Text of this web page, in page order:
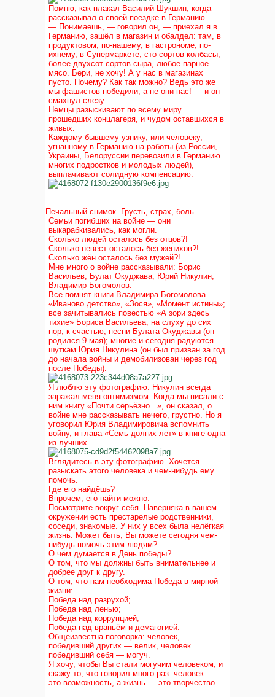
Помню, как плакал Василий Шукшин, когда
рассказывал о своей поездке в Германию.
— Понимаешь, — говорил он, — приехал я в
Германию, зашёл в магазин и обалдел: там, в
продуктовом, по-нашему, в гастрономе, по-
ихнему, в Супермаркете, сто сортов колбасы,
более двухсот сортов сыра, любое парное
мясо. Бери, не хочу! А у нас в магазинах
пусто. Почему? Как так можно? Ведь это же
мы фашистов победили, а не они нас! — и он
смахнул слезу.
Немцы разыскивают по всему миру
прошедших концлагеря, и чудом оставшихся в
живых.
Каждому бывшему узнику, или человеку,
угнанному в Германию на работы (из России,
Украины, Белоруссии перевозили в Германию
многих подростков и молодых людей),
выплачивают солидную компенсацию.
Печальный снимок. Грусть, страх, боль.
Семьи погибших на войне — они
выкарабкивались, как могли.
Сколько людей осталось без отцов?!
Сколько невест осталось без женихов?!
Сколько жён осталось без мужей?!
Мне много о войне рассказывали: Борис
Васильев, Булат Окуджава, Юрий Никулин,
Владимир Богомолов.
Все помнят книги Владимира Богомолова
«Иваново детство», «Зося», «Момент истины»;
все зачитывались повестью «А зори здесь
тихие» Бориса Васильева; на слуху до сих
пор, к счастью, песни Булата Окуджавы (он
родился 9 мая); многие и сегодня радуются
шуткам Юрия Никулина (он был призван за год
до начала войны и демобилизован через год
после Победы).
Я люблю эту фотографию. Никулин всегда
заражал меня оптимизмом. Когда мы писали с
ним книгу «Почти серьёзно...», он сказал, о
войне мне рассказывать нечего, грустно. Но я
уговорил Юрия Владимировича вспомнить
войну, и глава «Семь долгих лет» в книге одна
из лучших.
Вглядитесь в эту фотографию. Хочется
разыскать этого человека и чем-нибудь ему
помочь.
Где его найдёшь?
Впрочем, его найти можно.
Посмотрите вокруг себя. Наверняка в вашем
окружении есть престарелые родственники,
соседи, знакомые. У них у всех была нелёгкая
жизнь. Может быть, Вы можете сегодня чем-
нибудь помочь этим людям?
О чём думается в День победы?
О том, что мы должны быть внимательнее и
добрее друг к другу.
О том, что нам необходима Победа в мирной
жизни:
Победа над разрухой;
Победа над ленью;
Победа над коррупцией;
Победа над враньём и демагогией.
Общеизвестна поговорка: человек,
победивший других — велик, человек
победивший себя — могуч.
Я хочу, чтобы Вы стали могучим человеком, и
скажу то, что говорил много раз: человек —
это возможность, а жизнь — это творчество.